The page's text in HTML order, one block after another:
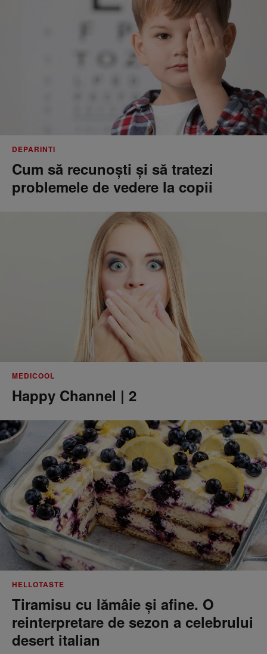
DEPARINTI
Cum să recunoști și să tratezi
problemele de vedere la copii
MEDICOOL
Happy Channel | 2
HELLOTASTE
Tiramisu cu lămâie și afine. O
reinterpretare de sezon a celebrului
desert italian